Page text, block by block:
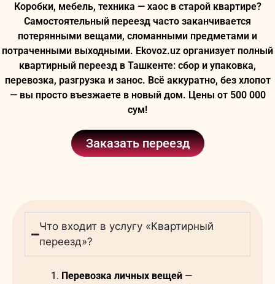
Коробки, мебель, техника — хаос в старой квартире?
Самостоятельный переезд часто заканчивается
потерянными вещами, сломанными предметами и
потраченными выходными. Ekovoz.uz организует полный
квартирный переезд в Ташкенте: сбор и упаковка,
перевозка, разгрузка и занос. Всё аккуратно, без хлопот
— вы просто въезжаете в новый дом. Цены от 500 000
сум!
Заказать переезд
Что входит в услугу «Квартирный
переезд»?
Перевозка личных вещей —